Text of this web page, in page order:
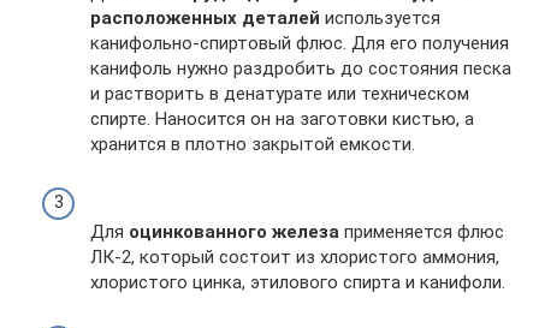
расположенных деталей используется
канифольно-спиртовый флюс. Для его получения
канифоль нужно раздробить до состояния песка
и растворить в денатурате или техническом
спирте. Наносится он на заготовки кистью, а
хранится в плотно закрытой емкости.
Для оцинкованного железа применяется флюс
ЛК-2, который состоит из хлористого аммония,
хлористого цинка, этилового спирта и канифоли.